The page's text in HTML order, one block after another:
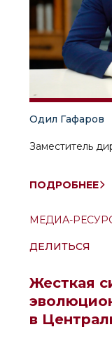
Одил Гафаров
Заместитель
ПОДРОБНЕЕ
МЕДИА-
ДЕЛИТЬСЯ
Жесткая
в